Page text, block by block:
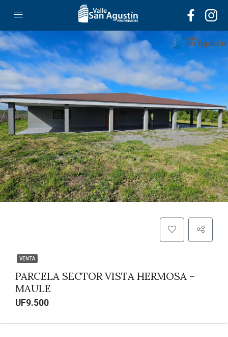
VENTA
PARCELA SECTOR VISTA HERMOSA –
MAULE
UF9.500